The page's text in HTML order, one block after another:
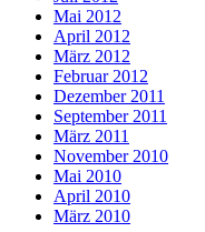
Mai 2012
April 2012
März 2012
Februar 2012
Dezember 2011
September 2011
März 2011
November 2010
Mai 2010
April 2010
März 2010